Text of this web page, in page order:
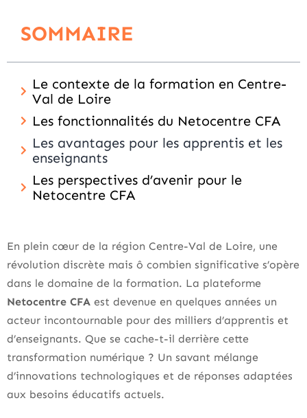
SOMMAIRE
Le contexte de la formation en Centre-
Val de Loire
Les fonctionnalités du Netocentre CFA
Les avantages pour les apprentis et les
enseignants
Les perspectives d’avenir pour le
Netocentre CFA
En plein cœur de la région Centre-Val de Loire, une
révolution discrète mais ô combien significative s’opère
dans le domaine de la formation. La plateforme
Netocentre CFA est devenue en quelques années un
acteur incontournable pour des milliers d’apprentis et
d’enseignants. Que se cache-t-il derrière cette
transformation numérique ? Un savant mélange
d’innovations technologiques et de réponses adaptées
aux besoins éducatifs actuels.